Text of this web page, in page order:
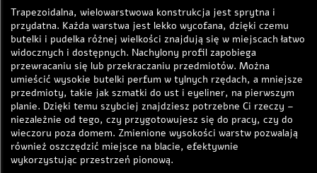
Trapezoidalna, wielowarstwowa konstrukcja jest sprytna i
przydatna. Każda warstwa jest lekko wycofana, dzięki czemu
butelki i pudelka różnej wielkości znajdują się w miejscach łatwo
widocznych i dostępnych. Nachylony profil zapobiega
przewracaniu się lub przekraczaniu przedmiotów. Można
umieścić wysokie butelki perfum w tylnych rzędach, a mniejsze
przedmioty, takie jak szmatki do ust i eyeliner, na pierwszym
planie. Dzięki temu szybciej znajdziesz potrzebne Ci rzeczy –
niezależnie od tego, czy przygotowujesz się do pracy, czy do
wieczoru poza domem. Zmienione wysokości warstw pozwalają
również oszczędzić miejsce na blacie, efektywnie
wykorzystując przestrzeń pionową.